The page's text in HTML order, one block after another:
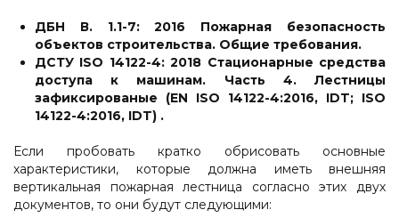
ДБН В. 1.1-7: 2016 Пожарная безопасность
объектов строительства. Общие требования.
ДСТУ ISO 14122-4: 2018 Стационарные средства
доступа к машинам. Часть 4. Лестницы
зафиксированые
(EN ISO 14122-4:2016, IDT; ISO
14122-4:2016, IDT) .
Если пробовать кратко обрисовать основные
характеристики, которые должна иметь внешняя
вертикальная пожарная лестница согласно этих двух
документов, то они будут следующими: